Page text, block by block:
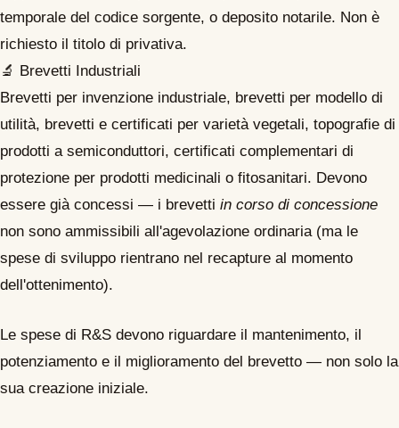
temporale del codice sorgente, o deposito notarile. Non è
richiesto il titolo di privativa.
🔬 Brevetti Industriali
Brevetti per invenzione industriale, brevetti per modello di
utilità, brevetti e certificati per varietà vegetali, topografie di
prodotti a semiconduttori, certificati complementari di
protezione per prodotti medicinali o fitosanitari. Devono
essere già concessi — i brevetti in corso di concessione
non sono ammissibili all'agevolazione ordinaria (ma le
spese di sviluppo rientrano nel recapture al momento
dell'ottenimento).
Le spese di R&S devono riguardare il mantenimento, il
potenziamento e il miglioramento del brevetto — non solo la
sua creazione iniziale.